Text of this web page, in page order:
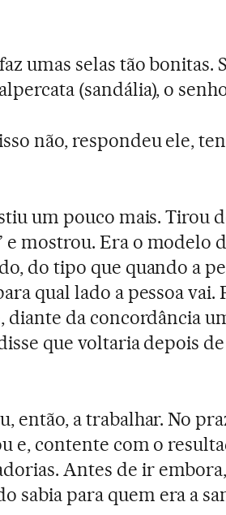
umas selas tão bonitas.
(sandália), o
não, respondeu ele,
um pouco mais. Tirou
e mostrou. Era o modelo
do tipo que quando a
qual lado a pessoa vai.
diante da concordância
que voltaria depois de
então, a trabalhar. No
e, contente com o
Antes de ir embora,
sabia para quem era a